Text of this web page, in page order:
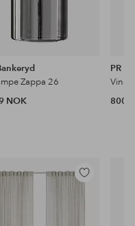
Zappa 26
NOK
PR
800
Legg